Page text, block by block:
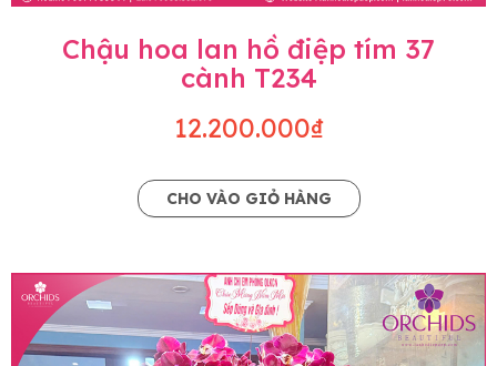
Chậu hoa lan hồ điệp tím 37
cành T234
12.200.000₫
CHO VÀO GIỎ HÀNG